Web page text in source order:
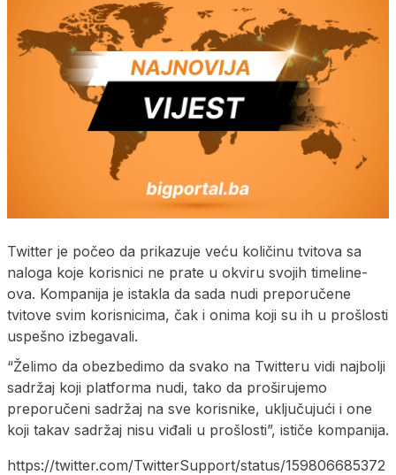
Twitter je počeo da prikazuje veću količinu tvitova sa
naloga koje korisnici ne prate u okviru svojih timeline-
ova. Kompanija je istakla da sada nudi preporučene
tvitove svim korisnicima, čak i onima koji su ih u prošlosti
uspešno izbegavali.
“Želimo da obezbedimo da svako na Twitteru vidi najbolji
sadržaj koji platforma nudi, tako da proširujemo
preporučeni sadržaj na sve korisnike, uključujući i one
koji takav sadržaj nisu viđali u prošlosti”, ističe kompanija.
https://twitter.com/TwitterSupport/status/159806685372